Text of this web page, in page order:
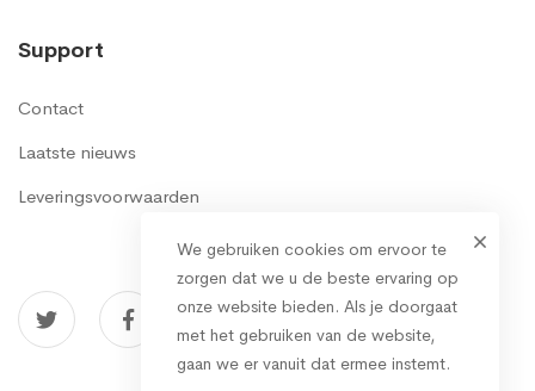
Support
Contact
Laatste nieuws
Leveringsvoorwaarden
We gebruiken cookies om ervoor te
zorgen dat we u de beste ervaring op
onze website bieden. Als je doorgaat
met het gebruiken van de website,
gaan we er vanuit dat ermee instemt.